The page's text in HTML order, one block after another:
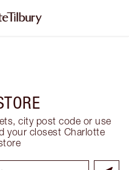
city post code or use
your closest Charlotte